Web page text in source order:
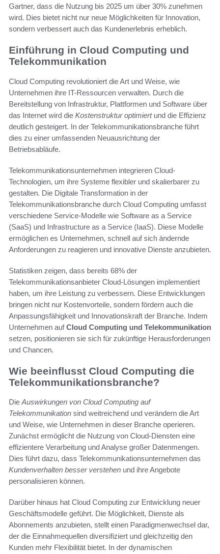
Gartner, dass die Nutzung bis 2025 um über 30% zunehmen
wird. Dies bietet nicht nur neue Möglichkeiten für Innovation,
sondern verbessert auch das Kundenerlebnis erheblich.
Einführung in Cloud Computing und
Telekommunikation
Cloud Computing revolutioniert die Art und Weise, wie
Unternehmen ihre IT-Ressourcen verwalten. Durch die
Bereitstellung von Infrastruktur, Plattformen und Software über
das Internet wird die Kostenstruktur optimiertund die Effizienz
deutlich gesteigert. In der Telekommunikationsbranche führt
dies zu einer umfassenden Neuausrichtung der
Betriebsabläufe.
Telekommunikationsunternehmen integrieren Cloud-
Technologien, um ihre Systeme flexibler und skalierbarer zu
gestalten. Die Digitale Transformation in der
Telekommunikationsbranche durch Cloud Computing umfasst
verschiedene Service-Modelle wie Software as a Service
(SaaS) und Infrastructure as a Service (IaaS). Diese Modelle
ermöglichen es Unternehmen, schnell auf sich ändernde
Anforderungen zu reagieren und innovative Dienste anzubieten.
Statistiken zeigen, dass bereits 68% der
Telekommunikationsanbieter Cloud-Lösungen implementiert
haben, um ihre Leistung zu verbessern. Diese Entwicklungen
bringen nicht nur Kostenvorteile, sondern fördern auch die
Anpassungsfähigkeit und Innovationskraft der Branche. Indem
Unternehmen aufCloud Computing und Telekommunikation
setzen, positionieren sie sich für zukünftige Herausforderungen
und Chancen.
Wie beeinflusst Cloud Computing die
Telekommunikationsbranche?
Die Auswirkungen von Cloud Computing auf
Telekommunikation sind weitreichend und verändern die Art
und Weise, wie Unternehmen in dieser Branche operieren.
Zunächst ermöglicht die Nutzung von Cloud-Diensten eine
effizientere Verarbeitung und Analyse großer Datenmengen.
Dies führt dazu, dass Telekommunikationsunternehmen das
Kundenverhalten besser verstehen und ihre Angebote
personalisieren können.
Darüber hinaus hat Cloud Computing zur Entwicklung neuer
Geschäftsmodelle geführt. Die Möglichkeit, Dienste als
Abonnements anzubieten, stellt einen Paradigmenwechsel dar,
der die Einnahmequellen diversifiziert und gleichzeitig den
Kunden mehr Flexibilität bietet. In der dynamischen